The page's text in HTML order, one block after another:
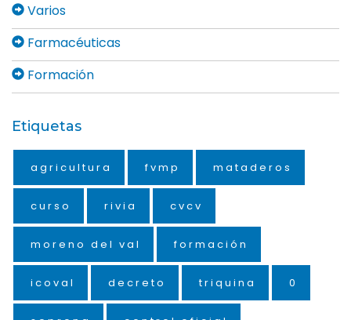
Varios
Farmacéuticas
Formación
Etiquetas
agricultura fvmp mataderos
curso rivia cvcv
moreno del val formación
icoval decreto triquina 0